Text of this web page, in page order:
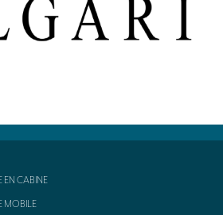
appelé « Bidule »
EN CABINE
MOBILE